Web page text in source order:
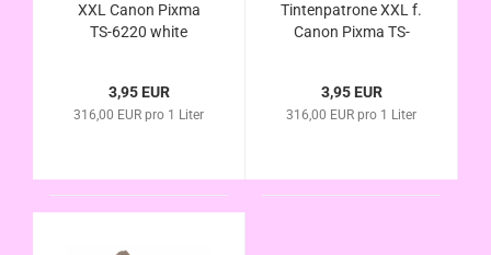
XXL Canon Pixma
TS-6220 white
3,95 EUR
316,00 EUR pro 1 Liter
Tintenpatrone XXL f.
Canon Pixma TS-
kompatibel
3,95 EUR
316,00 EUR pro 1 Liter